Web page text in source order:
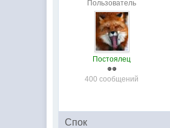
Пользователь
Постоялец
400 сообщений
Спок